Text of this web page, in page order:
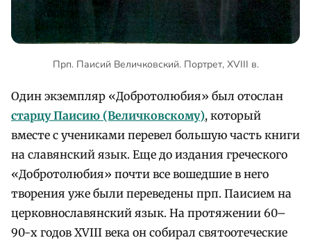
Прп. Паисий Величковский. Портрет, XVIII в.
Один экземпляр «Добротолюбия» был отослан
старцу Паисию (Величковскому), который
вместе с учениками перевел большую часть книги
на славянский язык. Еще до издания греческого
«Добротолюбия» почти все вошедшие в него
творения уже были переведены прп. Паисием на
церковнославянский язык. На протяжении 60–
90-х годов XVIII века он собирал святоотеческие